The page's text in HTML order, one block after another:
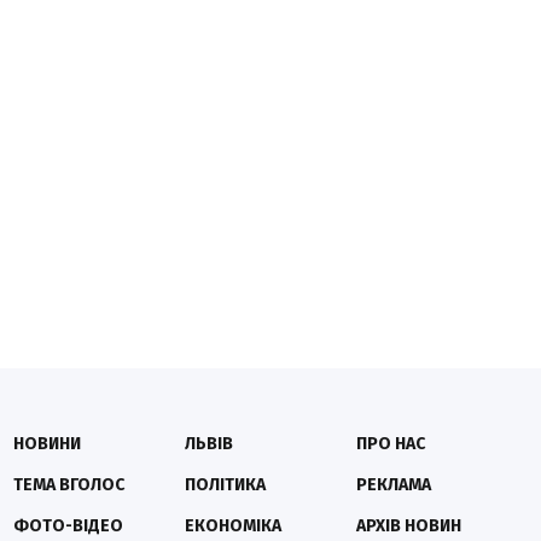
НОВИНИ
ТЕМА ВГОЛОС
ФОТО-ВІДЕО
ЛЬВІВ
ПОЛІТИКА
ЕКОНОМІКА
ПРО НАС
РЕКЛАМА
АРХІВ НОВИН